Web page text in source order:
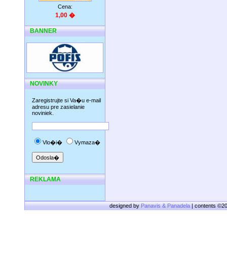
Cena:
1,00 �
BANNER
NOVINKY
Zaregistrujte si Va�u e-mail
adresu pre zasielanie
noviniek.
Vlo�i� Vymaza�
REKLAMA
designed byPanavis & Panadela| contents